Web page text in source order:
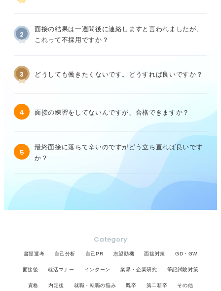
2
面接の結果は一週間後に連絡しますと言われましたが、
これって不採用ですか？
3 どうしても働きたくないです。どうすれば良いですか？
4 面接の練習をしてないんですが、合格できますか？
5
最終面接に落ちて辛いのですがどう立ち直れば良いです
か？
Category
書類選考 自己分析 自己PR 志望動機 面接対策 GD・GW
面接後 就活マナー インターン 業界・企業研究 筆記試験対策
資格 内定後 就職・転職の悩み 既卒 第二新卒 その他